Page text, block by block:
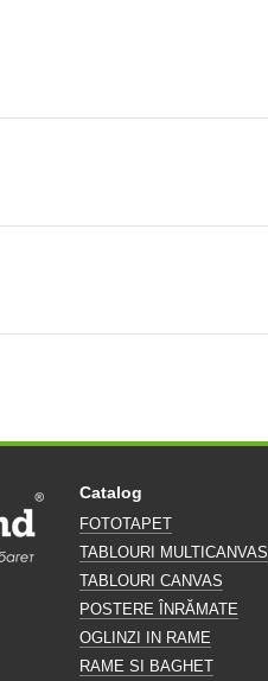
Catalog
FOTOTAPET
TABLOURI MULTICANVAS
TABLOURI CANVAS
POSTERE ÎNRĂMATE
OGLINZI IN RAME
RAME SI BAGHET